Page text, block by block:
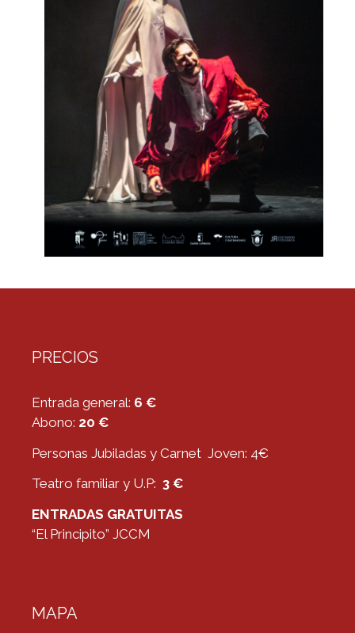
PRECIOS
Entrada general: 6 €
Abono: 20 €
Personas Jubiladas y Carnet Joven: 4€
Teatro familiar y U.P: 3 €
ENTRADAS GRATUITAS
“El Principito” JCCM
MAPA